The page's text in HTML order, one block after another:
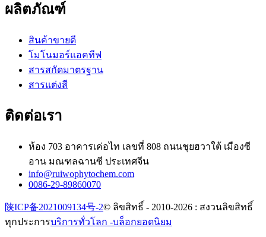
ผลิตภัณฑ์
สินค้าขายดี
โมโนมอร์แอคทีฟ
สารสกัดมาตรฐาน
สารแต่งสี
ติดต่อเรา
ห้อง 703 อาคารเค่อไท เลขที่ 808 ถนนชุยฮวาใต้ เมืองซี
อาน มณฑลฉานซี ประเทศจีน
info@ruiwophytochem.com
0086-29-89860070
陕ICP备2021009134号-2© ลิขสิทธิ์ - 2010-2026 : สงวนลิขสิทธิ์
ทุกประการบริการทั่วโลก -บล็อกยอดนิยม